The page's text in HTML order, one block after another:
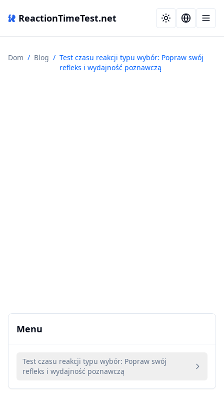
ReactionTimeTest.net
Dom / Blog / Test czasu reakcji typu wybór: Popraw swój
refleks i wydajność poznawczą
Menu
Test czasu reakcji typu wybór: Popraw swój
refleks i wydajność poznawczą